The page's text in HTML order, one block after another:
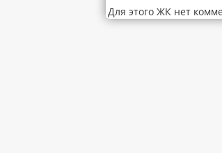
Для этого ЖК нет